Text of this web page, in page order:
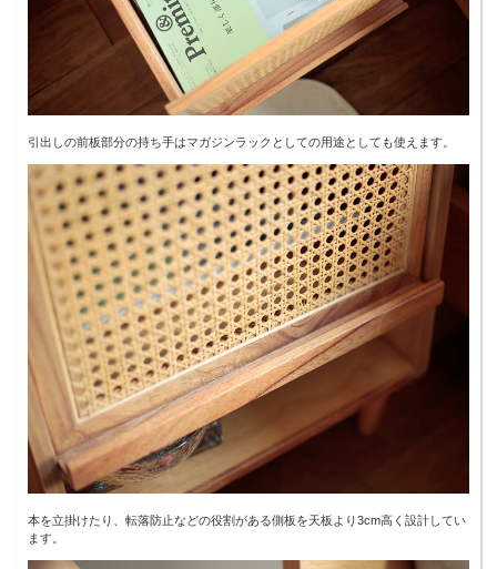
引出しの前板部分の持ち手はマガジンラックとしての用途としても使えます。
本を立掛けたり、転落防止などの役割がある側板を天板より3cm高く設計してい
ます。